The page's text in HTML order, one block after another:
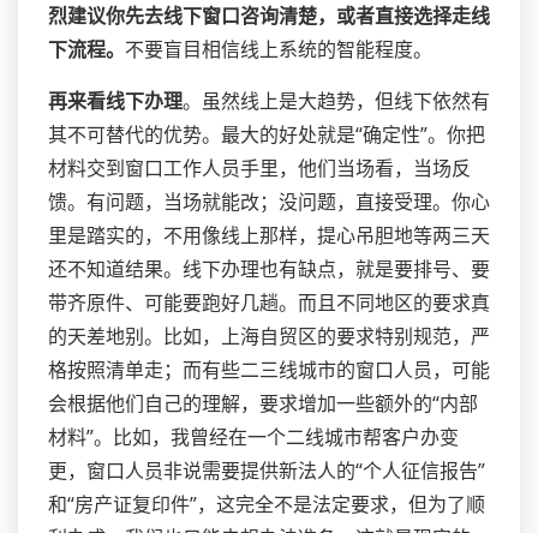
烈建议你先去线下窗口咨询清楚，或者直接选择走线
下流程。 不要盲目相信线上系统的智能程度。
再来看线下办理。虽然线上是大趋势，但线下依然有
其不可替代的优势。最大的好处就是“确定性”。你把
材料交到窗口工作人员手里，他们当场看，当场反
馈。有问题，当场就能改；没问题，直接受理。你心
里是踏实的，不用像线上那样，提心吊胆地等两三天
还不知道结果。线下办理也有缺点，就是要排号、要
带齐原件、可能要跑好几趟。而且不同地区的要求真
的天差地别。比如，上海自贸区的要求特别规范，严
格按照清单走；而有些二三线城市的窗口人员，可能
会根据他们自己的理解，要求增加一些额外的“内部
材料”。比如，我曾经在一个二线城市帮客户办变
更，窗口人员非说需要提供新法人的“个人征信报告”
和“房产证复印件”，这完全不是法定要求，但为了顺